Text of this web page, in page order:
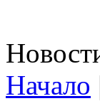
Начало